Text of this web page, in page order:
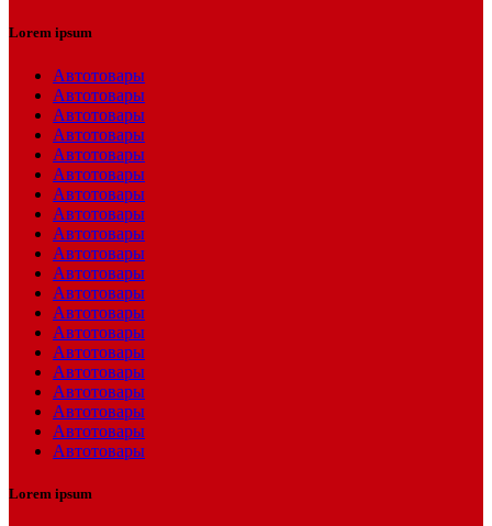
Lorem ipsum
Автотовары
Автотовары
Автотовары
Автотовары
Автотовары
Автотовары
Автотовары
Автотовары
Автотовары
Автотовары
Автотовары
Автотовары
Автотовары
Автотовары
Автотовары
Автотовары
Автотовары
Автотовары
Автотовары
Автотовары
Lorem ipsum